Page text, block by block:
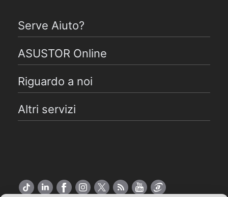
Serve Aiuto?
ASUSTOR Online
Riguardo a noi
Altri servizi